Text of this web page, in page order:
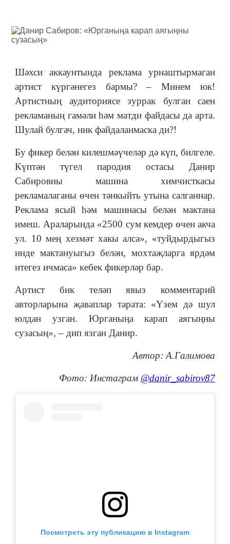
Шәхси аккаунтында реклама урнаштырмаган
артист күргәнегез бармы? – Минем юк!
Артистның аудиториясе зуррак булган саен
рекламаның гамәли һәм матди файдасы да арта.
Шулай булгач, ник файдаланмаска ди?!
Бу фикер белән килешмәүчеләр дә күп, билгеле.
Күптән түгел пародия остасы Данир
Сабировны машина химчисткасы
рекламалаганы өчен тәнкыйть утына салганнар.
Реклама ясый һәм машинасы белән мактана
имеш. Араларында «2500 сум кемдер өчен акча
ул. 10 мең хезмәт хакы алса», «туйдырдыгыз
инде мактануыгыз белән, мохтаҗларга ярдәм
итегез ичмаса» кебек фикерләр бар.
Артист бик теләп явыз комментарий
авторларына җаваплар тарата: «Үзем дә шул
юлдан узган. Юрганыңа карап аягыңны
сузасың», – дип язган Данир.
Автор: А.Галимова
Фото: Инстаграм @danir_sabirov87
Посмотреть эту публикацию в Instagram